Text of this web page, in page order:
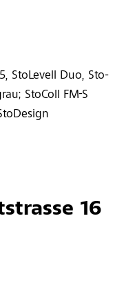
StoLevell Duo, Sto-
StoColl FM-S
16